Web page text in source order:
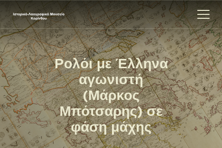
Ρολόι με Έλληνα
αγωνιστή
(Μάρκος
Μπότσαρης) σε
φάση μάχης
ΑΡΧΙΚΗ
ΕΚΘΕΣΗ
ΣΧΕΤΙΚΑ
ΕΠΙΚΟΙΝΩΝΊΑ